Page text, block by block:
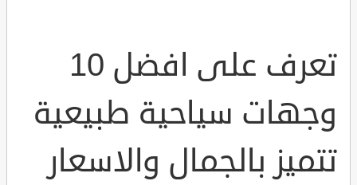
تعرف على افضل 10
وجهات سياحية طبيعية
تتميز بالجمال والاسعار